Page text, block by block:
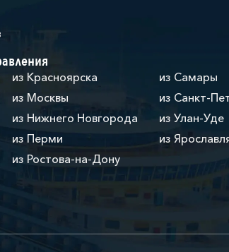
из Красноярска
из Москвы
из Нижнего Новгорода
из Перми
из Ростова-на-Дону
из Самары
из Санкт-
из Улан-Уде
из